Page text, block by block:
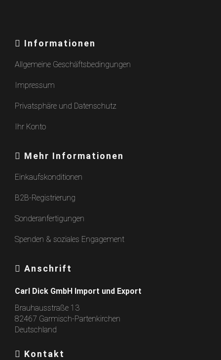
Informationen
Allgemeine Geschäftsbedingungen
Impressum
Privatsphäre und Datenschutz
Ihr Konto
Mehr Informationen
Einkaufskonditionen
B2B-Registrierung
Sonderanfertigungen
Spenden & soziales Engagement
Anschrift
Carl Dick GmbH Import und Export
Brauhausstraße 13
82467 Garmisch-Partenkirchen
Deutschland
Kontakt